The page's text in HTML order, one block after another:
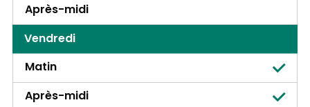
Après-midi
Vendredi
Matin
Après-midi